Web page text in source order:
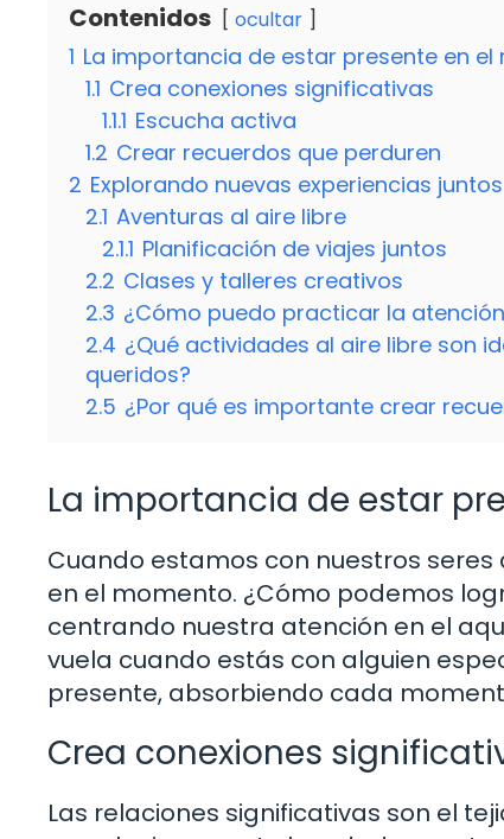
Contenidos ocultar
1 La importancia de estar presente en el
1.1 Crea conexiones significativas
1.1.1 Escucha activa
1.2 Crear recuerdos que perduren
2 Explorando nuevas experiencias juntos
2.1 Aventuras al aire libre
2.1.1 Planificación de viajes juntos
2.2 Clases y talleres creativos
2.3 ¿Cómo puedo practicar la
2.4 ¿Qué actividades al aire libre son
queridos?
2.5 ¿Por qué es importante crear
La importancia de estar
Cuando estamos con nuestros
en el momento. ¿Cómo podemos
centrando nuestra atención en el
vuela cuando estás con alguien
presente, absorbiendo cada
Crea conexiones
Las relaciones significativas son el